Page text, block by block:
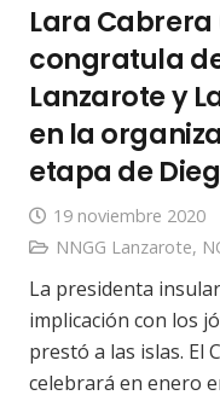
Lara Cabrera
congratula
Lanzarote y
en la
etapa de
19 noviembre 2020
NNGG Lanzarote,
La presidenta
implicación con los
prestó a las islas. El
celebrará en enero